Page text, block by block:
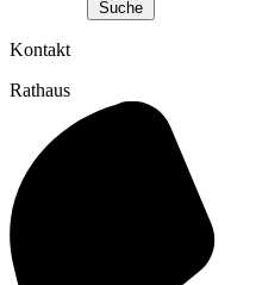
Suche
Kontakt
Rathaus